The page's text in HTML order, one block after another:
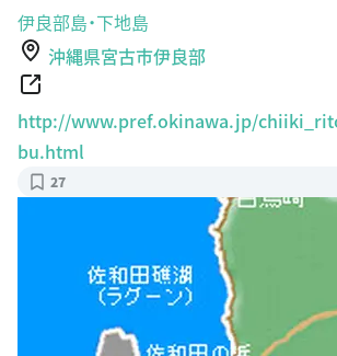
伊良部島・下地島
沖縄県宮古市伊良部
http://www.pref.okinawa.jp/
bu.html
27